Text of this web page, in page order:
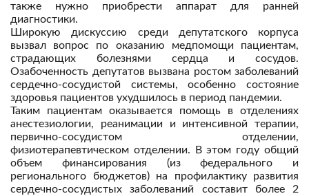
также нужно приобрести аппарат для ранней
диагностики.
Широкую дискуссию среди депутатского корпуса
вызвал вопрос по оказанию медпомощи пациентам,
страдающих болезнями сердца и сосудов.
Озабоченность депутатов вызвана ростом заболеваний
сердечно-сосудистой системы, особенно состояние
здоровья пациентов ухудшилось в период пандемии.
Таким пациентам оказывается помощь в отделениях
анестезиологии, реанимации и интенсивной терапии,
первично-сосудистом отделении,
физиотерапевтическом отделении. В этом году общий
объем финансирования (из федерального и
регионального бюджетов) на профилактику развития
сердечно-сосудистых заболеваний составит более 2